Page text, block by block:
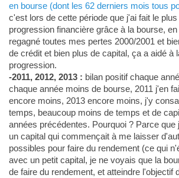
en bourse (dont les 62 derniers mois tous
c'est lors de cette période que j'ai fait le
progression financière grâce à la bourse,
regagné toutes mes pertes 2000/2001 et
de crédit et bien plus de capital, ça a aidé à
progression.
-2011, 2012, 2013 : bilan positif chaque
chaque année moins de bourse, 2011 j'en
encore moins, 2013 encore moins, j'y
temps, beaucoup moins de temps et de
années précédentes. Pourquoi ? Parce que
un capital qui commençait à me laisser
possibles pour faire du rendement (ce qui
avec un petit capital, je ne voyais que la
de faire du rendement, et atteindre l'objectif